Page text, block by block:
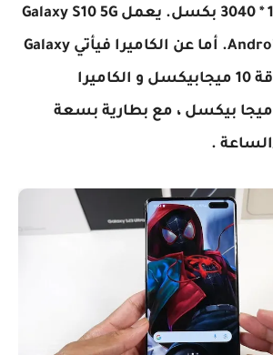
بوصة وبدقة 1440 * 3040 بكسل. يعمل Galaxy S10 5G
بنظام تشغيل Android. أما عن الكاميرا فيأتي Galaxy
S10 5G بكاميرا بدقة 10 ميجابيكسل و الكاميرا
الأمامية بدقة 10 ميجا بيكسل ، مع بطارية بسعة